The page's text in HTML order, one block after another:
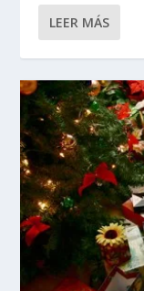
LEER MÁS